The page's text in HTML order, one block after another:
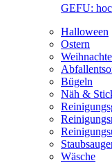
GEFU:
Halloween
Ostern
Bügeln
Näh &
Wäsche